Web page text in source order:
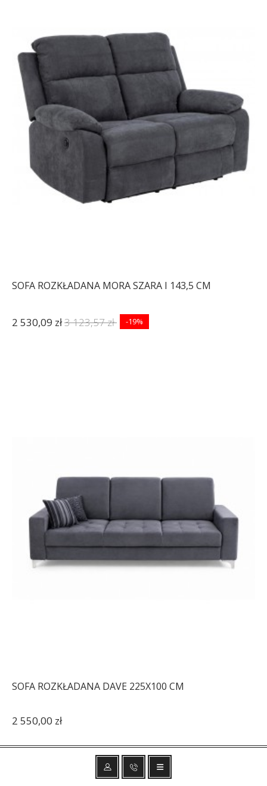
SOFA ROZKŁADANA MORA SZARA I 143,5 CM
2 530,09 zł3 123,57 zł -19%
SOFA ROZKŁADANA DAVE 225X100 CM
2 550,00 zł